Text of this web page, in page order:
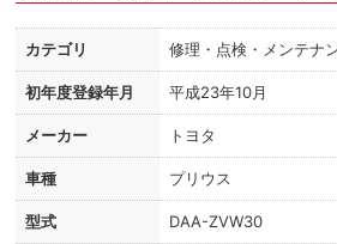
カテゴリ 修理・点検・メンテナ
初年度登録年月 平成23年10月
メーカー トヨタ
車種 プリウス
型式 DAA-ZVW30